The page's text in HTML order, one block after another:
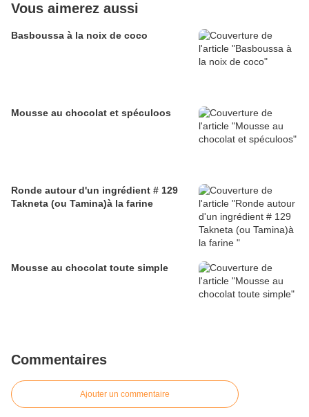
Vous aimerez aussi
Basboussa à la noix de coco
Mousse au chocolat et spéculoos
Ronde autour d'un ingrédient # 129
Takneta (ou Tamina)à la farine
Mousse au chocolat toute simple
Commentaires
Ajouter un commentaire